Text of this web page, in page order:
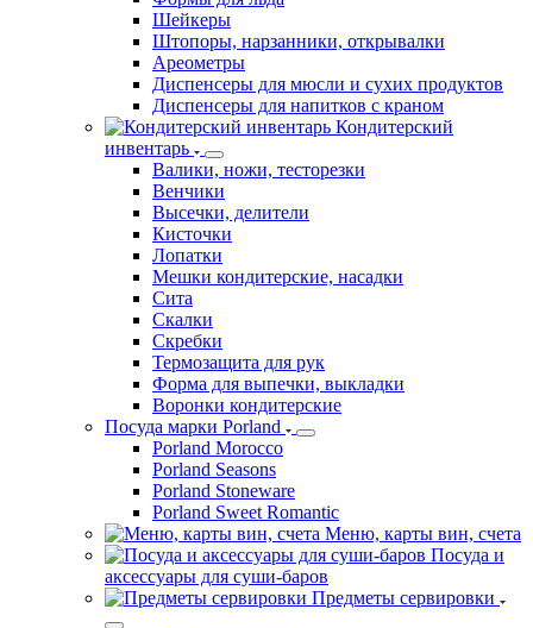
Шейкеры
Штопоры, нарзанники, открывалки
Ареометры
Диспенсеры для мюсли и сухих продуктов
Диспенсеры для напитков с краном
Кондитерский
инвентарь
Валики, ножи, тесторезки
Венчики
Высечки, делители
Кисточки
Лопатки
Мешки кондитерские, насадки
Сита
Скалки
Скребки
Термозащита для рук
Форма для выпечки, выкладки
Воронки кондитерские
Посуда марки Porland
Porland Morocco
Porland Seasons
Porland Stoneware
Porland Sweet Romantic
Меню, карты вин, счета
Посуда и
аксессуары для суши-баров
Предметы сервировки